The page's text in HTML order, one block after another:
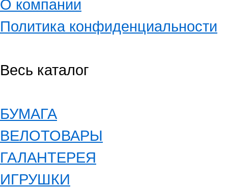
О компании
Политика конфиденциальности
Весь каталог
БУМАГА
ВЕЛОТОВАРЫ
ГАЛАНТЕРЕЯ
ИГРУШКИ